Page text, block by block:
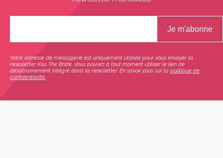
Votre adresse de messagerie est uniquement utilisée pour vous envoyer la
newsletter Kiss The Bride. Vous pouvez à tout moment utiliser le lien de
désabonnement intégré dans la newsletter. En savoir plus sur la politique de
confidentialité.